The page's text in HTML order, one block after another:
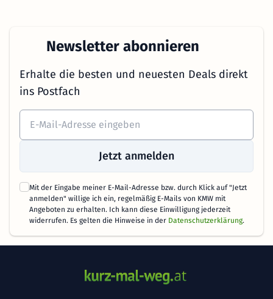
Newsletter abonnieren
Erhalte die besten und neuesten Deals direkt
ins Postfach
Jetzt anmelden
Mit der Eingabe meiner E-Mail-Adresse bzw. durch Klick auf "Jetzt
anmelden" willige ich ein, regelmäßig E-Mails von KMW mit
Angeboten zu erhalten. Ich kann diese Einwilligung jederzeit
widerrufen. Es gelten die Hinweise in der Datenschutzerklärung.